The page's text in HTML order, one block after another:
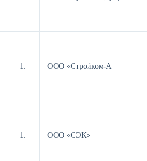
ООО «Стройком-А
ООО «СЭК»